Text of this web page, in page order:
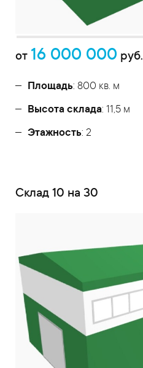
от 16 000 000 руб.
Площадь: 800 кв. м
Высота склада: 11,5 м
Этажность: 2
Cклад 10 на 30